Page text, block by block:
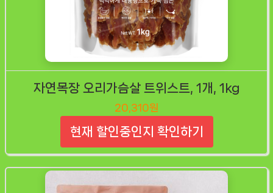
자연목장 오리가슴살 트위스트, 1개, 1kg
20,310원
현재 할인중인지 확인하기